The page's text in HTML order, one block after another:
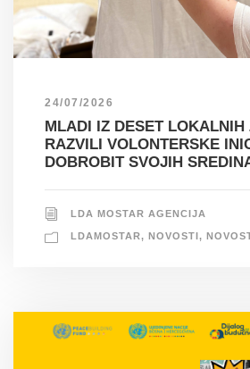
24/07/2026
MLADI IZ DESET LOKALNIH
RAZVILI VOLONTERSKE
DOBROBIT SVOJIH
LDA MOSTAR AGENCIJA
LDAMOSTAR, NOVOSTI,